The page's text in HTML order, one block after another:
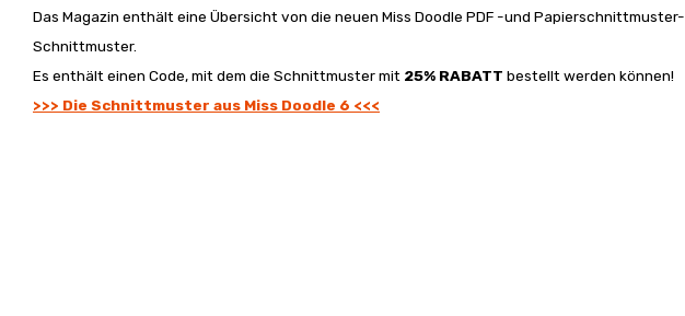
Das Magazin enthält eine Übersicht von die neuen Miss Doodle PDF -und Papierschnittmuster-
Schnittmuster.
Es enthält einen Code, mit dem die Schnittmuster mit 25% RABATT bestellt werden können!
>>> Die Schnittmuster aus Miss Doodle 6 <<<